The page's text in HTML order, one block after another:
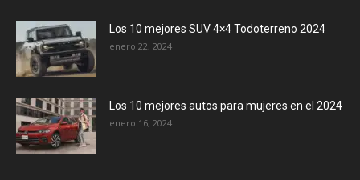
Los 10 mejores SUV 4×4 Todoterreno 2024
enero 22, 2024
Los 10 mejores autos para mujeres en el 2024
enero 16, 2024